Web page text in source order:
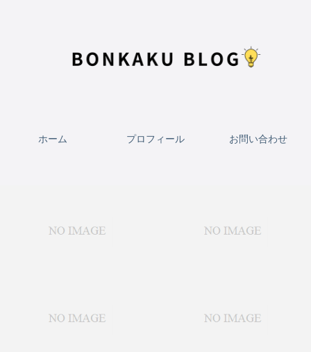
ホーム プロフィール お問い合わせ